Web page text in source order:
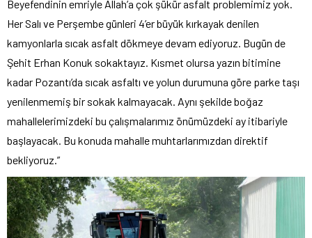
Beyefendinin emriyle Allah’a çok şükür asfalt problemimiz yok.
Her Salı ve Perşembe günleri 4’er büyük kırkayak denilen
kamyonlarla sıcak asfalt dökmeye devam ediyoruz. Bugün de
Şehit Erhan Konuk sokaktayız. Kısmet olursa yazın bitimine
kadar Pozantı’da sıcak asfaltı ve yolun durumuna göre parke taşı
yenilenmemiş bir sokak kalmayacak. Aynı şekilde boğaz
mahallelerimizdeki bu çalışmalarımız önümüzdeki ay itibariyle
başlayacak. Bu konuda mahalle muhtarlarımızdan direktif
bekliyoruz.”